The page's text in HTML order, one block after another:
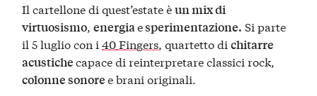
Il cartellone di quest’estate èun mix di
virtuosismo,energiaesperimentazione. Si parte
il 5 luglio con i40 Fingers, quartetto dichitarre
acustichecapace di reinterpretare classici rock,
colonne sonoree brani originali.